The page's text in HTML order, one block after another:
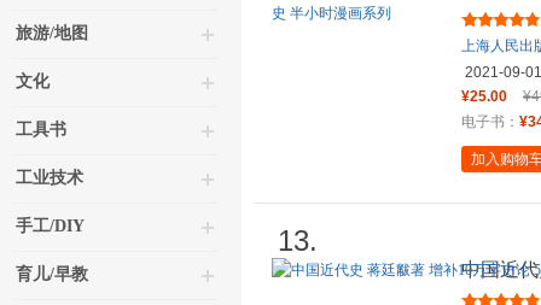
旅游/地图
文化
工具书
工业技术
手工/DIY
育儿/早教
给孩子
上海人民出
读客文化
2021-09-01
¥25.00
电子书：
加入购物
13.
中国近
余幅珍